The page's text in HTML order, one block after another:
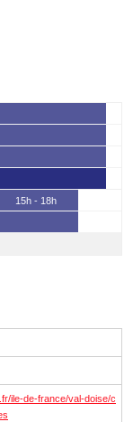
15h - 18h
ile-de-france/val-doise/c